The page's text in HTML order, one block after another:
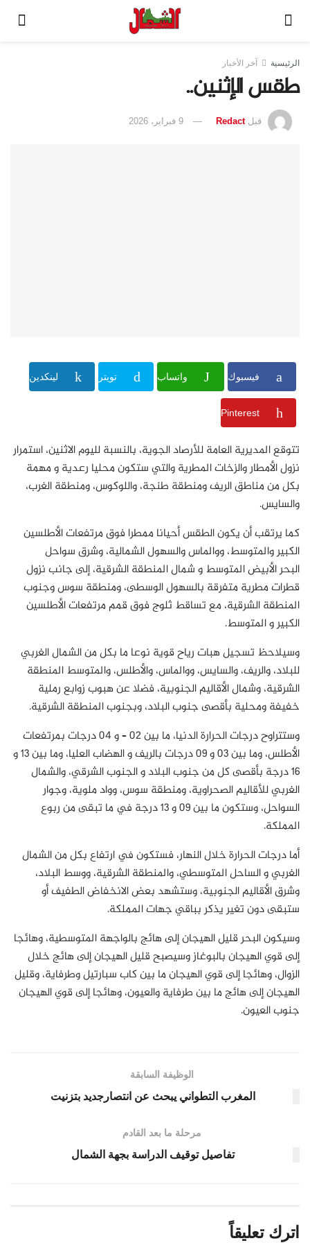
الرئيسية آخر الأخبار
طقس الإثنين..
قبل Redact 9 فبراير، 2026
فيسبوك واتساب تويتر لينكدين
Pinterest
تتوقع المديرية العامة للأرصاد الجوية، بالنسبة لليوم الاثنين، استمرار
نزول الأمطار والزخات المطرية والتي ستكون محليا رعدية و مهمة
بكل من مناطق الريف ومنطقة طنجة، واللوكوس، ومنطقة الغرب،
والسايس.
كما يرتقب أن يكون الطقس أحيانا ممطرا فوق مرتفعات الأطلسين
الكبير والمتوسط، ووالماس والسهول الشمالية، وشرق سواحل
البحر الأبيض المتوسط و شمال المنطقة الشرقية، إلى جانب نزول
قطرات مطرية متفرقة بالسهول الوسطى، ومنطقة سوس وجنوب
المنطقة الشرقية، مع تساقط ثلوج فوق قمم مرتفعات الأطلسين
الكبير و المتوسط.
وسيلاحظ تسجيل هبات رياح قوية نوعا ما بكل من الشمال الغربي
للبلاد، والريف، والسايس، ووالماس، والأطلس، والمتوسط المنطقة
الشرقية، وشمال الأقاليم الجنوبية، فضلا عن هبوب زوابع رملية
خفيفة ومحلية بأقصى جنوب البلاد، وبجنوب المنطقة الشرقية.
وستتراوح درجات الحرارة الدنيا، ما بين 02 – و 04 درجات بمرتفعات
الأطلس، وما بين 03 و 09 درجات بالريف و الهضاب العليا، وما بين 13 و
16 درجة بأقصى كل من جنوب البلاد و الجنوب الشرقي، والشمال
الغربي للأقاليم الصحراوية، ومنطقة سوس، وواد ملوية، وجوار
السواحل، وستكون ما بين 09 و 13 درجة في ما تبقى من ربوع
المملكة.
أما درجات الحرارة خلال النهار، فستكون في ارتفاع بكل من الشمال
الغربي و الساحل المتوسطي، والمنطقة الشرقية، ووسط البلاد،
وشرق الأقاليم الجنوبية، وستشهد بعض الانخفاض الطفيف أو
ستبقى دون تغير يذكر بباقي جهات المملكة.
وسيكون البحر قليل الهيجان إلى هائج بالواجهة المتوسطية، وهائجا
إلى قوي الهيجان بالبوغاز وسيصبح قليل الهيجان إلى هائج خلال
الزوال، وهائجا إلى قوي الهيجان ما بين كاب سبارتيل وطرفاية، وقليل
الهيجان إلى هائج ما بين طرفاية والعيون، وهائجا إلى قوي الهيجان
جنوب العيون.
الوظيفة السابقة
المغرب التطواني يبحث عن انتصارجديد بتزنيت
مرحلة ما بعد القادم
تفاصيل توقيف الدراسة بجهة الشمال
اترك تعليقاً